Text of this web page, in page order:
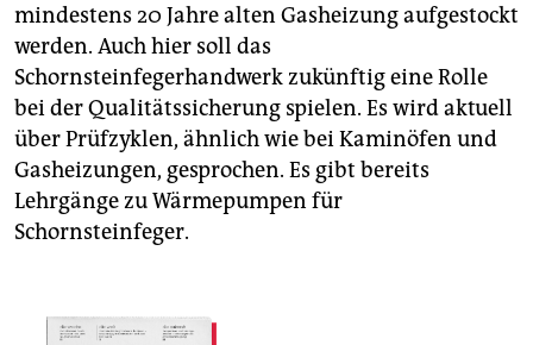
mindestens 20 Jahre alten Gasheizung aufgestockt
werden. Auch hier soll das
Schornsteinfegerhandwerk zukünftig eine Rolle
bei der Qualitätssicherung spielen. Es wird aktuell
über Prüfzyklen, ähnlich wie bei Kaminöfen und
Gasheizungen, gesprochen. Es gibt bereits
Lehrgänge zu Wärmepumpen für
Schornsteinfeger.